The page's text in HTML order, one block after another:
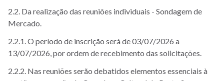
2.2. Da realização das reuniões individuais - Sondagem de
Mercado.
2.2.1. O período de inscrição será de 03/07/2026 a
13/07/2026, por ordem de recebimento das solicitações.
2.2.2. Nas reuniões serão debatidos elementos essenciais à